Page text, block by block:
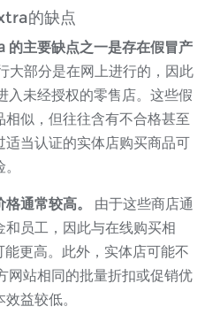
的缺点
的主要缺点之一是存在假冒产
大部分是在网上进行的，因此
入未经授权的零售店。这些假
似，但往往含有不合格甚至
当认证的实体店购买商品可
通常较高。
由于这些商店通
员工，因此与在线购买相
更高。此外，实体店可能不
网站相同的批量折扣或促销优
益较低。